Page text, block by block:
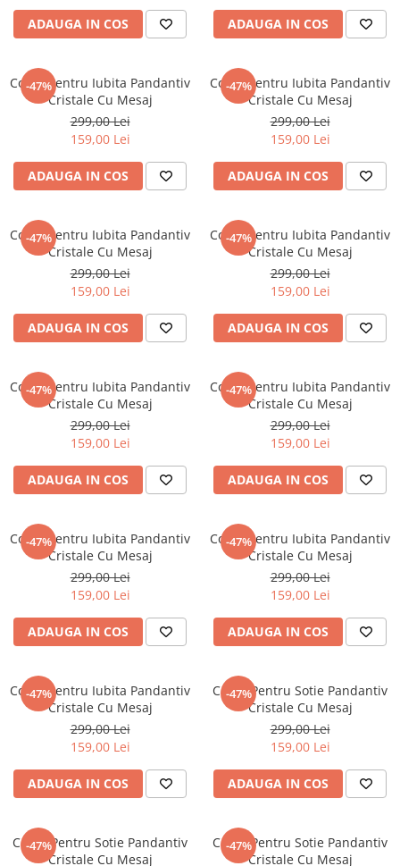
ADAUGA IN COS ADAUGA IN COS
-47%
Colier Pentru Iubita Pandantiv
Cristale Cu Mesaj
299,00 Lei
159,00 Lei
ADAUGA IN COS
-47%
Colier Pentru Iubita Pandantiv
Cristale Cu Mesaj
299,00 Lei
159,00 Lei
ADAUGA IN COS
-47%
Colier Pentru Iubita Pandantiv
Cristale Cu Mesaj
299,00 Lei
159,00 Lei
ADAUGA IN COS
-47%
Colier Pentru Iubita Pandantiv
Cristale Cu Mesaj
299,00 Lei
159,00 Lei
ADAUGA IN COS
-47%
Colier Pentru Iubita Pandantiv
Cristale Cu Mesaj
299,00 Lei
159,00 Lei
ADAUGA IN COS
-47%
Colier Pentru Iubita Pandantiv
Cristale Cu Mesaj
299,00 Lei
159,00 Lei
ADAUGA IN COS
-47%
Colier Pentru Iubita Pandantiv
Cristale Cu Mesaj
299,00 Lei
159,00 Lei
ADAUGA IN COS
-47%
Colier Pentru Iubita Pandantiv
Cristale Cu Mesaj
299,00 Lei
159,00 Lei
ADAUGA IN COS
-47%
Colier Pentru Iubita Pandantiv
Cristale Cu Mesaj
299,00 Lei
159,00 Lei
ADAUGA IN COS
-47%
Colier Pentru Sotie Pandantiv
Cristale Cu Mesaj
299,00 Lei
159,00 Lei
ADAUGA IN COS
-47%
Colier Pentru Sotie Pandantiv
Cristale Cu Mesaj
-47%
Colier Pentru Sotie Pandantiv
Cristale Cu Mesaj